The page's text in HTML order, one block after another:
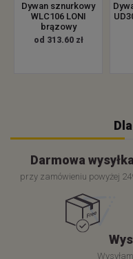
Dywan sznurkowy
WLC106 LONI
brązowy
od 313.60 zł
Darmowa wysyłka
przy zamówieniu powyżej